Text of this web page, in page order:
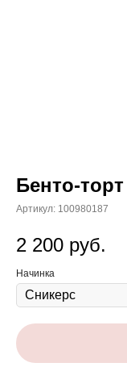
Бенто-
Артикул: 100980187
2 200 руб.
Начинка